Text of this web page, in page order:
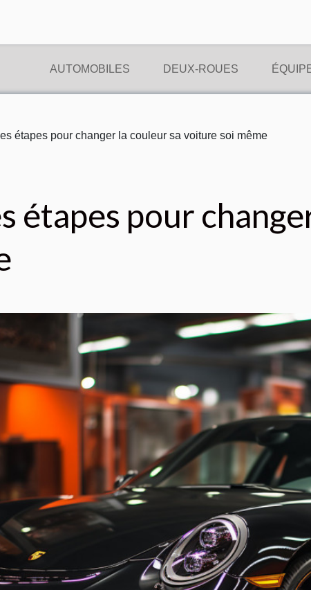
AUTOMOBILES DEUX-ROUES
étapes pour changer la couleur sa voiture soi même
étapes pour